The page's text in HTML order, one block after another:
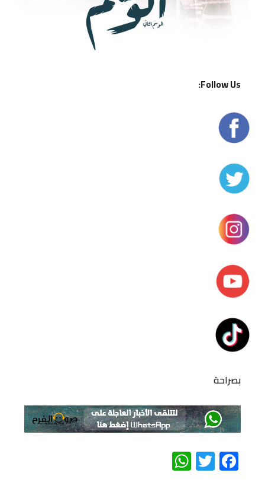
Follow Us:
بصراحة
Facebook
Twitter
WhatsApp